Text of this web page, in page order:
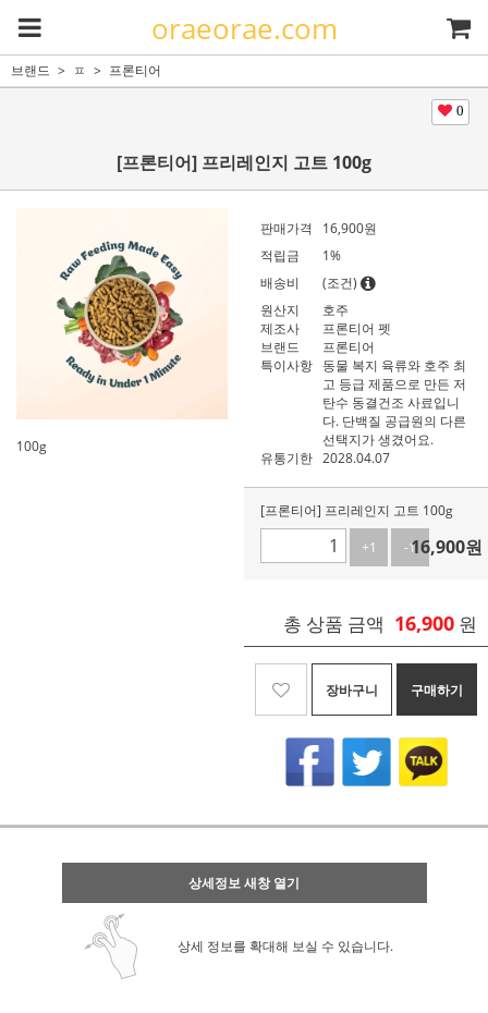
oraeorae.com
브랜드 ㅍ 프론티어
0
[프론티어] 프리레인지 고트 100g
100g
판매가격 16,900원
적립금
1%
배송비
(조건)
원산지
호주
제조사
프론티어 펫
브랜드
프론티어
특이사항 동물 복지 육류와 호주 최
고 등급 제품으로 만든 저
탄수 동결건조 사료입니
다. 단백질 공급원의 다른
선택지가 생겼어요.
유통기한 2028.04.07
[프론티어] 프리레인지 고트 100g
+1
-116,900원
총 상품 금액 16,900 원
장바구니 구매하기
상세정보 새창 열기
상세 정보를 확대해 보실 수 있습니다.